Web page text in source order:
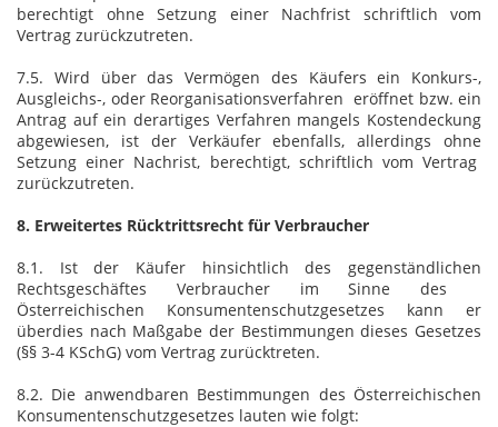
berechtigt ohne Setzung einer Nachfrist schriftlich vom
Vertrag zurückzutreten.
7.5. Wird über das Vermögen des Käufers ein Konkurs-,
Ausgleichs-, oder Reorganisationsverfahren eröffnet bzw. ein
Antrag auf ein derartiges Verfahren mangels Kostendeckung
abgewiesen, ist der Verkäufer ebenfalls, allerdings ohne
Setzung einer Nachrist, berechtigt, schriftlich vom Vertrag
zurückzutreten.
8. Erweitertes Rücktrittsrecht für Verbraucher
8.1. Ist der Käufer hinsichtlich des gegenständlichen
Rechtsgeschäftes Verbraucher im Sinne des
Österreichischen Konsumentenschutzgesetzes kann er
überdies nach Maßgabe der Bestimmungen dieses Gesetzes
(§§ 3-4 KSchG) vom Vertrag zurücktreten.
8.2. Die anwendbaren Bestimmungen des Österreichischen
Konsumentenschutzgesetzes lauten wie folgt: